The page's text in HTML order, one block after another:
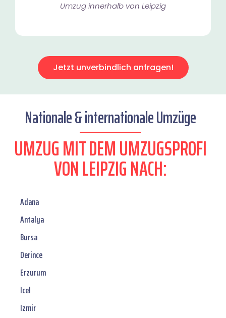
Umzug innerhalb von Leipzig​
Jetzt unverbindlich anfragen!
Nationale & internationale Umzüge
UMZUG MIT DEM UMZUGSPROFI
VON LEIPZIG NACH:
Adana
Antalya
Bursa
Derince
Erzurum
Icel
Izmir